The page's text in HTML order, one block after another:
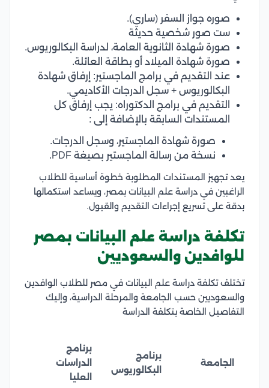
صوره جواز السفر (ساري).
ست صور شخصية حديثة
صورة شهادة الثانوية العامة، لدراسة البكالوريوس.
صورة شهادة الميلاد أو بطاقة العائلة.
عند التقديم في برامج الماجستير: إرفاق شهادة
البكالوريوس + سجل الدرجات الأكاديمي.
التقديم في برامج الدكتوراه: يجب إرفاق كل
المستندات السابقة بالإضافة إلى :
صورة شهادة الماجستير، وسجل الدرجات.
نسخة من رسالة الماجستير بصيغة PDF.
يعد تجهيز المستندات المطلوبة خطوة أساسية للطلاب
الراغبين في دراسة علم البيانات بمصر، ويساعد استكمالها
بدقة على تسريع إجراءات التقديم والقبول.
تكلفة دراسة علم البيانات بمصر
للوافدين والسعوديين
تختلف تكلفة دراسة علم البيانات في مصر للطلاب الوافدين
والسعوديين حسب الجامعة والمرحلة الدراسية، وإليك
التفاصيل الخاصة بتكلفة الدراسة
الجامعة
برنامج
البكالوريوس
برنامج
الدراسات
العليا